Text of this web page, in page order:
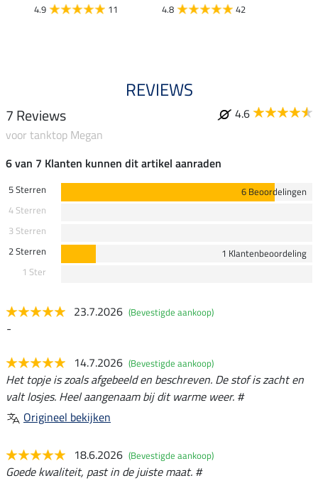
4.9 11 4.8 42
REVIEWS
7 Reviews
4.6
voor tanktop Megan
6 van 7 Klanten kunnen dit artikel aanraden
5 Sterren
6 Beoordelingen
4 Sterren
3 Sterren
2 Sterren
1 Klantenbeoordeling
1 Ster
23.7.2026 (Bevestigde aankoop)
-
14.7.2026 (Bevestigde aankoop)
Het topje is zoals afgebeeld en beschreven. De stof is zacht en
valt losjes. Heel aangenaam bij dit warme weer. #
Origineel bekijken
18.6.2026 (Bevestigde aankoop)
Goede kwaliteit, past in de juiste maat. #